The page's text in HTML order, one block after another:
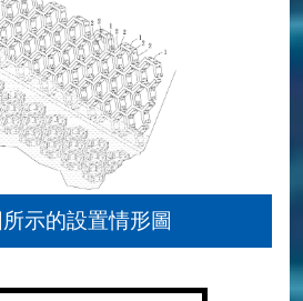
示的設置情形圖